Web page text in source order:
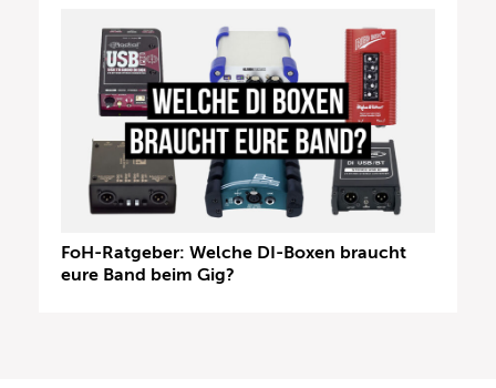
FoH-Ratgeber: Welche DI-Boxen braucht
eure Band beim Gig?